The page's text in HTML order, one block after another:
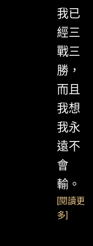
我已
經三
戰三
勝，
而且
我想
我永
遠不
會
輸。
[閱讀更
多]